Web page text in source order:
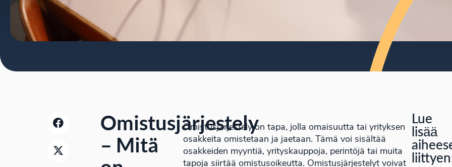
Omistusjärjestely
– Mitä
Omistusjärjestely on tapa, jolla omaisuutta tai yrityksen
osakkeita omistetaan ja jaetaan. Tämä voi sisältää
osakkeiden myyntiä, yrityskauppoja, perintöjä tai muita
tapoja siirtää omistusoikeutta. Omistusjärjestelyt voivat
Lue
lisää